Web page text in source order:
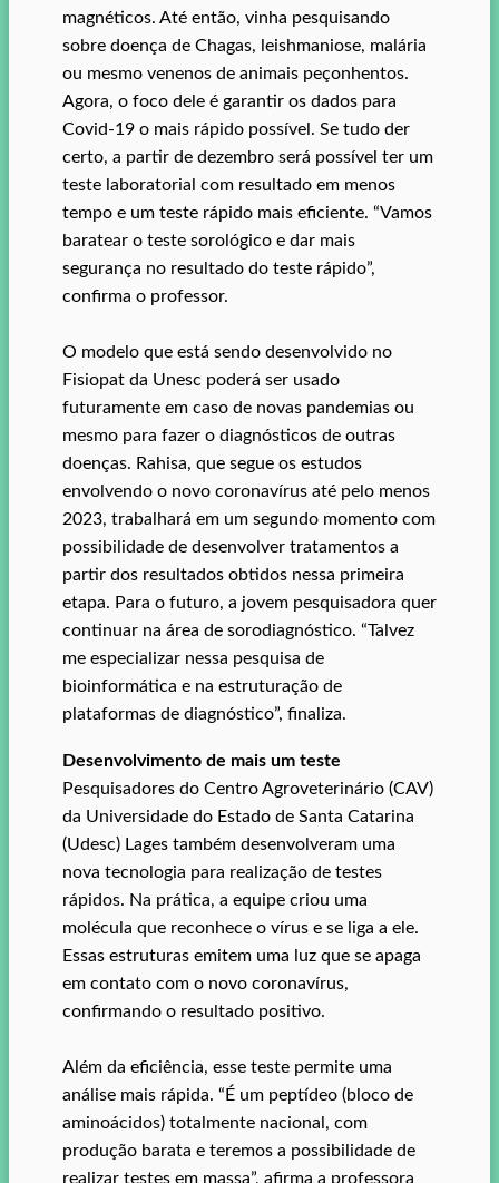
magnéticos. Até então, vinha pesquisando
sobre doença de Chagas, leishmaniose, malária
ou mesmo venenos de animais peçonhentos.
Agora, o foco dele é garantir os dados para
Covid-19 o mais rápido possível. Se tudo der
certo, a partir de dezembro será possível ter um
teste laboratorial com resultado em menos
tempo e um teste rápido mais eficiente. “Vamos
baratear o teste sorológico e dar mais
segurança no resultado do teste rápido”,
confirma o professor.
O modelo que está sendo desenvolvido no
Fisiopat da Unesc poderá ser usado
futuramente em caso de novas pandemias ou
mesmo para fazer o diagnósticos de outras
doenças. Rahisa, que segue os estudos
envolvendo o novo coronavírus até pelo menos
2023, trabalhará em um segundo momento com
possibilidade de desenvolver tratamentos a
partir dos resultados obtidos nessa primeira
etapa. Para o futuro, a jovem pesquisadora quer
continuar na área de sorodiagnóstico. “Talvez
me especializar nessa pesquisa de
bioinformática e na estruturação de
plataformas de diagnóstico”, finaliza.
Desenvolvimento de mais um teste
Pesquisadores do Centro Agroveterinário (CAV)
da Universidade do Estado de Santa Catarina
(Udesc) Lages também desenvolveram uma
nova tecnologia para realização de testes
rápidos. Na prática, a equipe criou uma
molécula que reconhece o vírus e se liga a ele.
Essas estruturas emitem uma luz que se apaga
em contato com o novo coronavírus,
confirmando o resultado positivo.
Além da eficiência, esse teste permite uma
análise mais rápida. “É um peptídeo (bloco de
aminoácidos) totalmente nacional, com
produção barata e teremos a possibilidade de
realizar testes em massa”, afirma a professora